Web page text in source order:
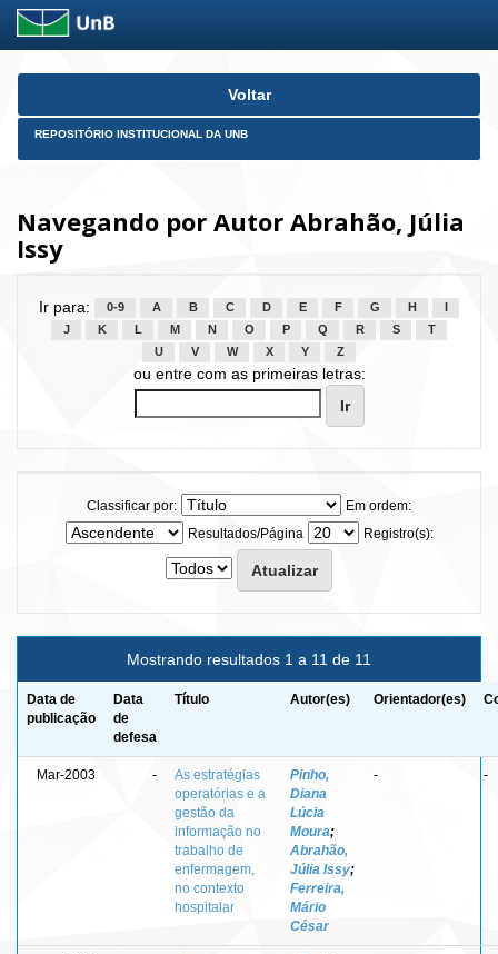
Skip
Voltar
REPOSITÓRIO INSTITUCIONAL DA UNB
Navegando por Autor Abrahão, Júlia
Issy
Ir para: 0-9 A B C D E F G H
J
K L M N O P Q R S
T
U
V W X Y Z
ou entre com as primeiras letras:
Classificar por:
Em ordem:
Resultados/Página
Registro(s):
Mostrando resultados 1 a 11 de 11
Data de
publicação
Data
de
defesa
Título Autor(es) Orientador(es)
Mar-2003 -
As estratégias
operatórias e a
gestão da
informação no
trabalho de
enfermagem,
no contexto
hospitalar
Pinho,
Diana
Lúcia
Moura;
Abrahão,
Júlia Issy;
Ferreira,
Mário
César
- -